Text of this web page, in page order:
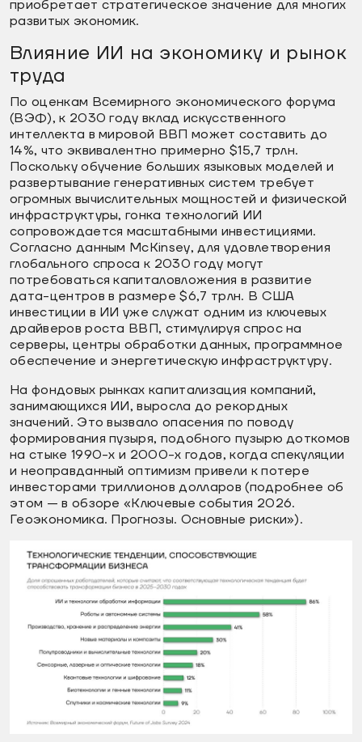
приобретает стратегическое значение для многих
развитых экономик.
Влияние ИИ на экономику и рынок
труда
По оценкам Всемирного экономического форума
(ВЭФ), к 2030 году вклад искусственного
интеллекта в мировой ВВП может составить до
14%, что эквивалентно примерно $15,7 трлн.
Поскольку обучение больших языковых моделей и
развертывание генеративных систем требует
огромных вычислительных мощностей и физической
инфраструктуры, гонка технологий ИИ
сопровождается масштабными инвестициями.
Согласно данным McKinsey, для удовлетворения
глобального спроса к 2030 году могут
потребоваться капиталовложения в развитие
дата-центров в размере $6,7 трлн. В США
инвестиции в ИИ уже служат одним из ключевых
драйверов роста ВВП, стимулируя спрос на
серверы, центры обработки данных, программное
обеспечение и энергетическую инфраструктуру.
На фондовых рынках капитализация компаний,
занимающихся ИИ, выросла до рекордных
значений. Это вызвало опасения по поводу
формирования пузыря, подобного пузырю доткомов
на стыке 1990-х и 2000-х годов, когда спекуляции
и неоправданный оптимизм привели к потере
инвесторами триллионов долларов (подробнее об
этом — в обзоре «Ключевые события 2026.
Геоэкономика. Прогнозы. Основные риски»).